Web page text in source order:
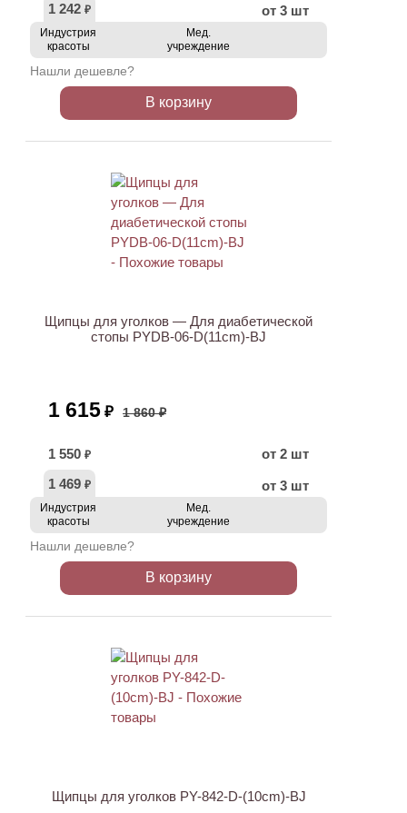
1 242 ₽ от 3 шт
Индустрия
красоты
Мед.
учреждение
Нашли дешевле?
В корзину
Щипцы для уголков — Для диабетической
стопы PYDB-06-D(11cm)-BJ
1 615 ₽ 1 860 ₽
1 550 ₽
от 2 шт
1 469 ₽ от 3 шт
Индустрия
красоты
Мед.
учреждение
Нашли дешевле?
В корзину
Щипцы для уголков PY-842-D-(10cm)-BJ